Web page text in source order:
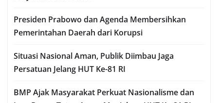
Presiden Prabowo dan Agenda Membersihkan
Pemerintahan Daerah dari Korupsi
Situasi Nasional Aman, Publik Diimbau Jaga
Persatuan Jelang HUT Ke-81 RI
BMP Ajak Masyarakat Perkuat Nasionalisme dan